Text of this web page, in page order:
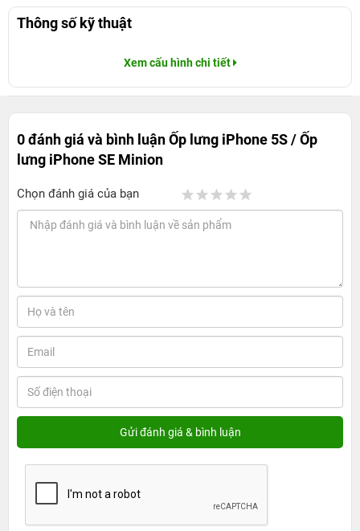
Thông số kỹ thuật
Xem cấu hình chi tiết
0 đánh giá và bình luậnỐp lưng iPhone 5S / Ốp
lưng iPhone SE Minion
Chọn đánh giá của bạn